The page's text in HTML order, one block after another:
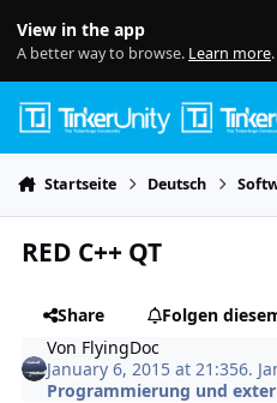
View in the app
A better way to browse. Learn more.
Startseite Deutsch
RED C++ QT
Share
Folgen
Von FlyingDoc
January 6, 2015 at 21:356.
Programmierung und